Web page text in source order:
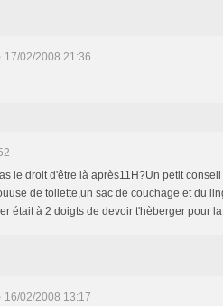
17/02/2008 21:36
le droit d'être là après11H?Un petit
de toilette,un sac de couchage et du
était à 2 doigts de devoir t'hèberger pour la
16/02/2008 13:17